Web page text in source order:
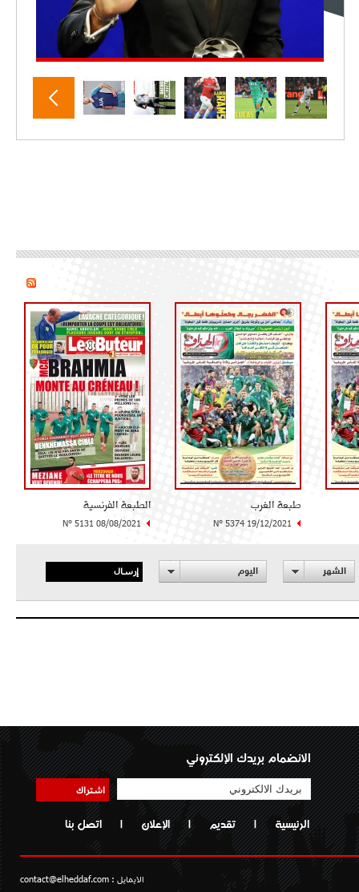
طبعة الغرب
N° 5374 19/12/2021
الطبعة الفرنسية
N° 5131 08/08/2021
الشهر اليوم إرسال
الانضمام بريدك الإلكتروني
اشتراك
الرئيسية | تقديم | الإعلان | اتصل بنا
الايمايل : contact@elheddaf.com